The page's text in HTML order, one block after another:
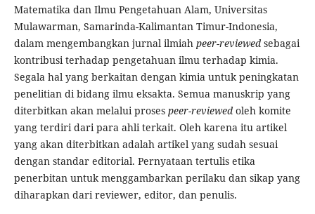
Matematika dan Ilmu Pengetahuan Alam, Universitas
Mulawarman, Samarinda-Kalimantan Timur-Indonesia,
dalam mengembangkan jurnal ilmiah peer-reviewedsebagai
kontribusi terhadap pengetahuan ilmu terhadap kimia.
Segala hal yang berkaitan dengan kimia untuk peningkatan
penelitian di bidang ilmu eksakta. Semua manuskrip yang
diterbitkan akan melalui proses peer-reviewedoleh komite
yang terdiri dari para ahli terkait. Oleh karena itu artikel
yang akan diterbitkan adalah artikel yang sudah sesuai
dengan standar editorial. Pernyataan tertulis etika
penerbitan untuk menggambarkan perilaku dan sikap yang
diharapkan dari reviewer, editor, dan penulis.